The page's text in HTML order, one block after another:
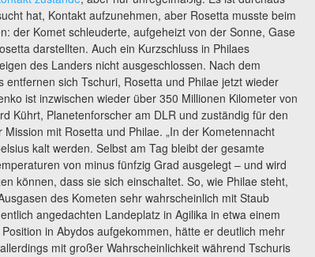
hat, Kontakt aufzunehmen, aber Rosetta musste beim
der Komet schleuderte, aufgeheizt von der Sonne, Gase
darstellten. Auch ein Kurzschluss in Philaes
des Landers nicht ausgeschlossen. Nach dem
sich Tschuri, Rosetta und Philae jetzt wieder
ist inzwischen wieder über 350 Millionen Kilometer von
Kührt, Planetenforscher am DLR und zuständig für den
mit Rosetta und Philae. „In der Kometennacht
kalt werden. Selbst am Tag bleibt der gesamte
von minus fünfzig Grad ausgelegt – und wird
können, dass sie sich einschaltet. So, wie Philae steht,
des Kometen sehr wahrscheinlich mit Staub
angedachten Landeplatz in Agilika in etwa einem
in Abydos aufgekommen, hätte er deutlich mehr
mit großer Wahrscheinlichkeit während Tschuris